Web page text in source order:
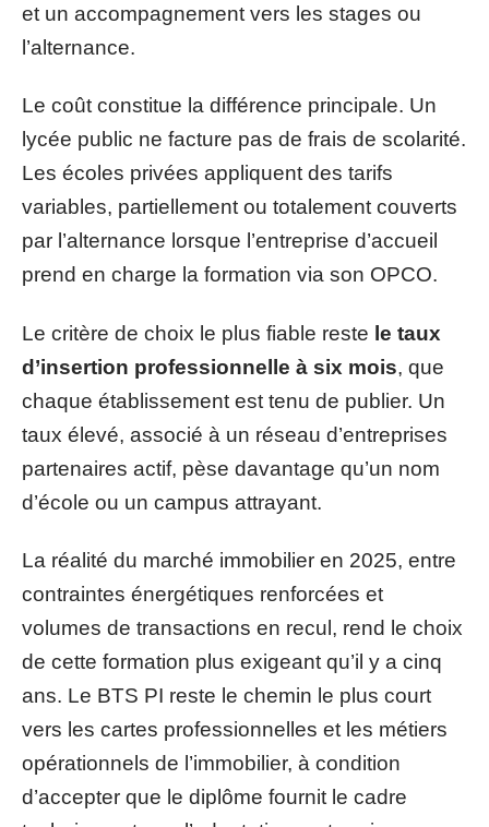
et un accompagnement vers les stages ou
l’alternance.
Le coût constitue la différence principale. Un
lycée public ne facture pas de frais de scolarité.
Les écoles privées appliquent des tarifs
variables, partiellement ou totalement couverts
par l’alternance lorsque l’entreprise d’accueil
prend en charge la formation via son OPCO.
Le critère de choix le plus fiable reste le taux
d’insertion professionnelle à six mois, que
chaque établissement est tenu de publier. Un
taux élevé, associé à un réseau d’entreprises
partenaires actif, pèse davantage qu’un nom
d’école ou un campus attrayant.
La réalité du marché immobilier en 2025, entre
contraintes énergétiques renforcées et
volumes de transactions en recul, rend le choix
de cette formation plus exigeant qu’il y a cinq
ans. Le BTS PI reste le chemin le plus court
vers les cartes professionnelles et les métiers
opérationnels de l’immobilier, à condition
d’accepter que le diplôme fournit le cadre